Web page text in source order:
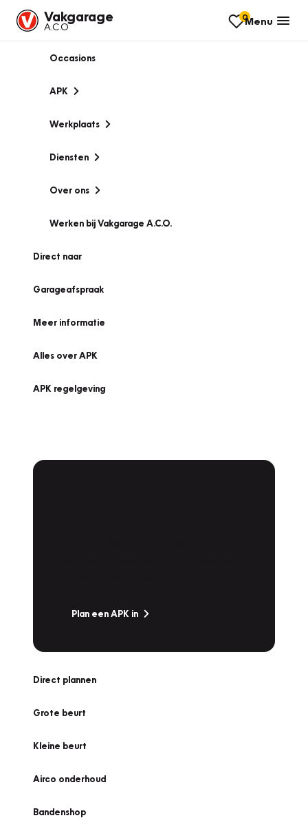
Vakgarage
A.C.O
0Menu
Occasions
APK
Werkplaats
Diensten
Over ons
Werken bij Vakgarage A.C.O.
Direct naar
Garageafspraak
Meer informatie
Alles over APK
APK regelgeving
Plan een APK in
Direct plannen
Grote beurt
Kleine beurt
Airco onderhoud
Bandenshop